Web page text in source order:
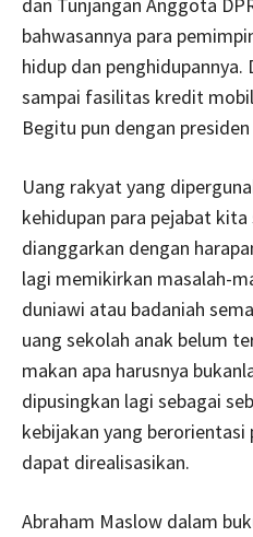
bahwasannya para
hidup dan penghidupannya.
sampai fasilitas kredit
Begitu pun dengan
Uang rakyat yang
kehidupan para pejabat
dianggarkan dengan
lagi memikirkan masalah-
duniawi atau badaniah
uang sekolah anak belum
makan apa harusnya
dipusingkan lagi sebagai
kebijakan yang
dapat direalisasikan.
Abraham Maslow dalam